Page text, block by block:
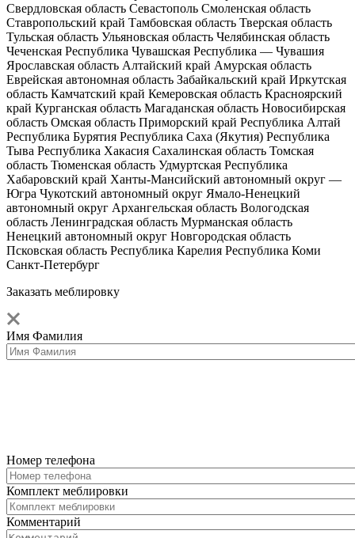
Свердловская область Севастополь Смоленская область
Ставропольский край Тамбовская область Тверская область
Тульская область Ульяновская область Челябинская область
Чеченская Республика Чувашская Республика — Чувашия
Ярославская область Алтайский край Амурская область
Еврейская автономная область Забайкальский край Иркутская
область Камчатский край Кемеровская область Красноярский
край Курганская область Магаданская область Новосибирская
область Омская область Приморский край Республика Алтай
Республика Бурятия Республика Саха (Якутия) Республика
Тыва Республика Хакасия Сахалинская область Томская
область Тюменская область Удмуртская Республика
Хабаровский край Ханты-Мансийский автономный округ —
Югра Чукотский автономный округ Ямало-Ненецкий
автономный округ Архангельская область Вологодская
область Ленинградская область Мурманская область
Ненецкий автономный округ Новгородская область
Псковская область Республика Карелия Республика Коми
Санкт-Петербург
Заказать меблировку
Имя Фамилия
Номер телефона
Комплект меблировки
Комментарий